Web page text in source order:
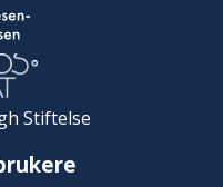
Stiftelse